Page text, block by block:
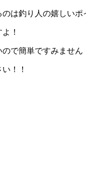
は釣り人の嬉しいポ
！
で簡単ですみません
！！